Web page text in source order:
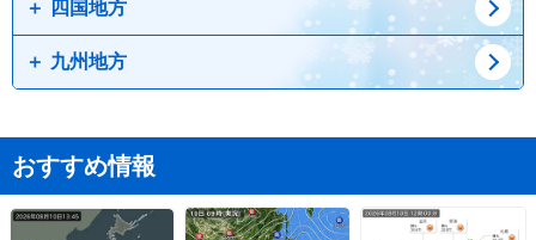
滋賀県
鳥取県
岡山県
四国地方
徳島県九州地方
おすすめ情報